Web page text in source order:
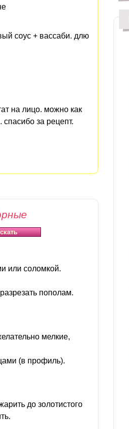
соус + вассаби. длю
на лицо. можно как
за рецепт.
или соломкой.
пополам.
мелкие,
(в профиль).
до золотистого